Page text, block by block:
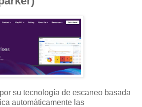
su tecnología de escaneo basada
automáticamente las